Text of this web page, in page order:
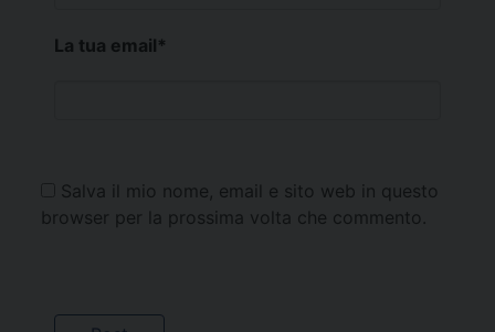
La tua email*
Salva il mio nome, email e sito web in questo
browser per la prossima volta che commento.